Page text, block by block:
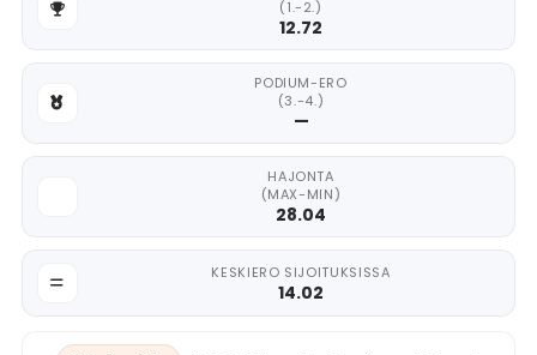
(1.-2.)
12.72
PODIUM-ERO
(3.-4.)
—
HAJONTA
(MAX-MIN)
28.04
KESKIERO SIJOITUKSISSA
14.02